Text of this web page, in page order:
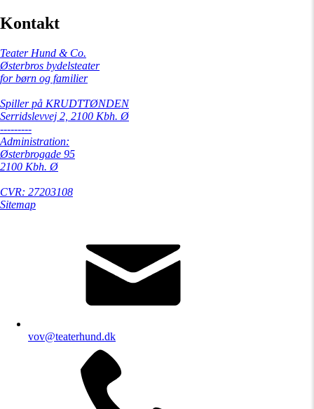
Kontakt
Teater Hund & Co.
Østerbros bydelsteater
for børn og familier
Spiller på KRUDTTØNDEN
Serridslevvej 2, 2100 Kbh. Ø
---------
Administration:
Østerbrogade 95
2100 Kbh. Ø
CVR: 27203108
Sitemap
vov@teaterhund.dk